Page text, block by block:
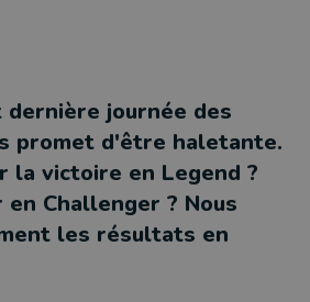
dernière journée des
promet d'être haletante.
la victoire en Legend ?
en Challenger ? Nous
les résultats en